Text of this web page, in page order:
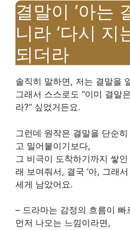
결말이 ‘아는
니라 ‘다시 지
되더라
솔직히 말하면, 저는 결말을
그래서 스스로도 “이미 결말
라?” 싶었거든요.
그런데 원작은 결말을 단순히
고 밀어붙이기보다,
그 비극이 도착하기까지 쌓
래 보여줘서, 결국 ‘아, 그래
세게 남았어요.
– 드라마는 감정의 흐름이 빠
먼저 나오는 느낌이라면,